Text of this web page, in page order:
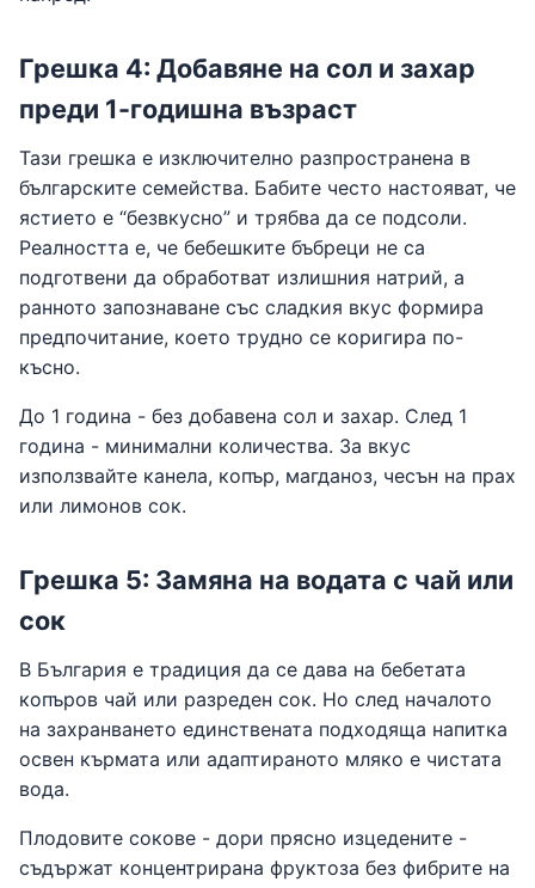
Грешка 4: Добавяне на сол и захар
преди 1-годишна възраст
Тази грешка е изключително разпространена в
българските семейства. Бабите често настояват, че
ястието е “безвкусно” и трябва да се подсоли.
Реалността е, че бебешките бъбреци не са
подготвени да обработват излишния натрий, а
ранното запознаване със сладкия вкус формира
предпочитание, което трудно се коригира по-
късно.
До 1 година - без добавена сол и захар. След 1
година - минимални количества. За вкус
използвайте канела, копър, магданоз, чесън на прах
или лимонов сок.
Грешка 5: Замяна на водата с чай или
сок
В България е традиция да се дава на бебетата
копъров чай или разреден сок. Но след началото
на захранването единствената подходяща напитка
освен кърмата или адаптираното мляко е чистата
вода.
Плодовите сокове - дори прясно изцедените -
съдържат концентрирана фруктоза без фибрите на